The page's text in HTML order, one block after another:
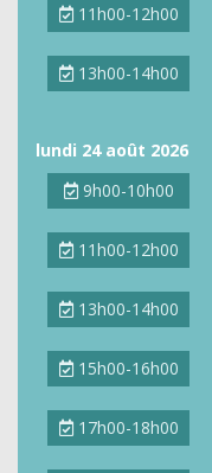
11h00-12h00
13h00-14h00
lundi 24 août 2026
9h00-10h00
11h00-12h00
13h00-14h00
15h00-16h00
17h00-18h00